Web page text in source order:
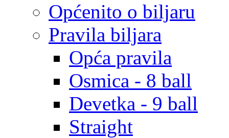
Općenito o biljaru
Pravila biljara
Opća pravila
Osmica - 8 ball
Devetka - 9 ball
Straight